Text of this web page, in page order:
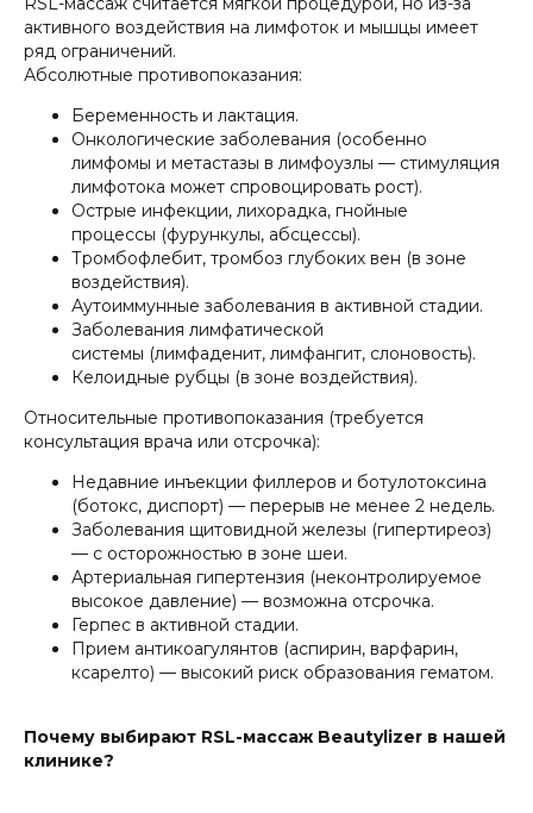
активного воздействия на лимфоток и мышцы имеет
ряд ограничений.
Абсолютные противопоказания:
Беременность и лактация.
Онкологические заболевания (особенно
лимфомы и метастазы в лимфоузлы — стимуляция
лимфотока может спровоцировать рост).
Острые инфекции, лихорадка, гнойные
процессы (фурункулы, абсцессы).
Тромбофлебит, тромбоз глубоких вен (в зоне
воздействия).
Аутоиммунные заболевания в активной стадии.
Заболевания лимфатической
системы (лимфаденит, лимфангит, слоновость).
Келоидные рубцы (в зоне воздействия).
Относительные противопоказания (требуется
консультация врача или отсрочка):
Недавние инъекции филлеров и ботулотоксина
(ботокс, диспорт) — перерыв не менее 2 недель.
Заболевания щитовидной железы (гипертиреоз)
— с осторожностью в зоне шеи.
Артериальная гипертензия (неконтролируемое
высокое давление) — возможна отсрочка.
Герпес в активной стадии.
Прием антикоагулянтов (аспирин, варфарин,
ксарелто) — высокий риск образования гематом.
Почему выбирают RSL-массаж Beautylizer в нашей
клинике?